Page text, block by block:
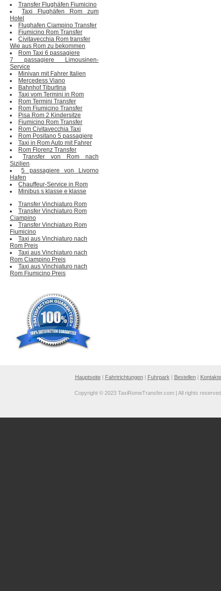
Transfer Flughäfen Fiumicino
Taxi Flughäfen Rom zum
Hotel
Flughafen Ciampino Transfer
Fiumicino Rom Transfer
Civitavecchia Rom transfer
Wie aus Rom zu bekommen
Rom Taxi 6 passagiere
7 passagiere Limousinen-
Service
Minivan mit Fahrer Italien
Mercedess Viano
Bahnhof Tiburtina
Taxi vom Termini in Rom
Rom Termini Transfer
Rom Fiumicino Transfer
Pisa Rom 2 Kindersitze
Fiumicino Rom Transfer
Rom Civitavecchia Taxi
Rom Positano 5 passagiere
Taxi in Rom Auto mit Fahrer
Rom Florenz Transfer
Transfer von Rom nach
Sizilien
5 passagiere von Livorno
Hafen
Chauffeur-Service in Rom
Minibus s klasse e klasse
Transfer Vinchiaturo Rom
Transfer Vinchiaturo Rom
Ciampino
Transfer Vinchiaturo Rom
Fiumicino
Taxi aus Vinchiaturo nach
Rom Preis
Taxi aus Vinchiaturo nach
Rom Ciampino Preis
Taxi aus Vinchiaturo nach
Rom Fiumicino Preis
Hauptseite| Fahrtrichtungen| Fuhrpark | Bestellen| Kontakte
Copyright © 2023 TaxiRomeTransfer.com | All rights reserved